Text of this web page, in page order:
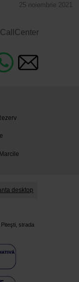
25 noiembrie 2021
CallCenter
desktop
strada